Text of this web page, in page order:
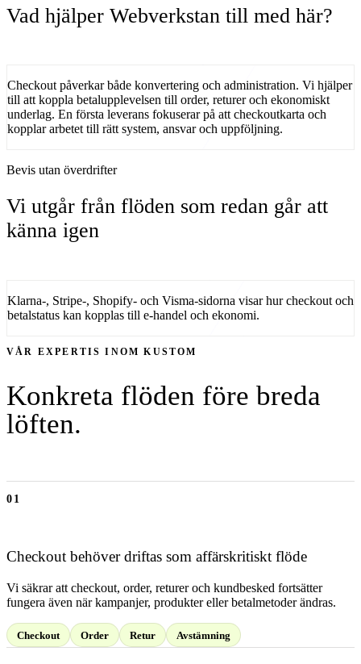
Vad hjälper Webverkstan till med här?
Checkout påverkar både konvertering och administration. Vi hjälper
till att koppla betalupplevelsen till order, returer och ekonomiskt
underlag. En första leverans fokuserar på att checkoutkarta och
kopplar arbetet till rätt system, ansvar och uppföljning.
Bevis utan överdrifter
Vi utgår från flöden som redan går att
känna igen
Klarna-, Stripe-, Shopify- och Visma-sidorna visar hur checkout och
betalstatus kan kopplas till e-handel och ekonomi.
VÅR EXPERTIS INOMKUSTOM
Konkreta flöden före breda
löften.
01
Checkout behöver driftas som affärskritiskt flöde
Vi säkrar att checkout, order, returer och kundbesked fortsätter
fungera även när kampanjer, produkter eller betalmetoder ändras.
Checkout Order Retur Avstämning